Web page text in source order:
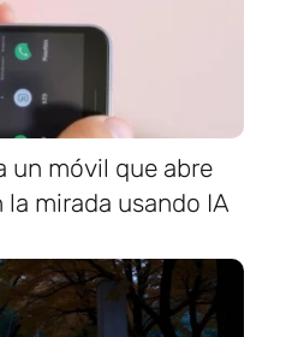
un móvil que abre
mirada usando IA